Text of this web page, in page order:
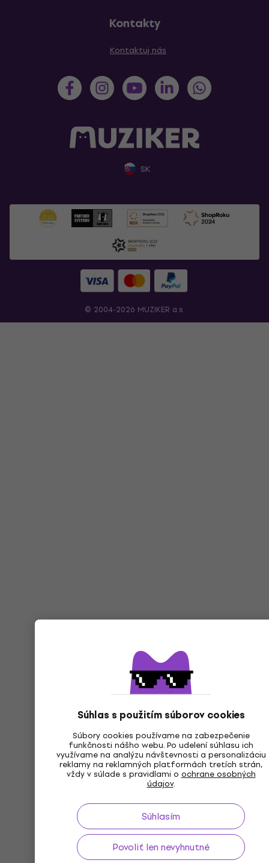
Súhlas s použitím súborov cookies
Súbory cookies používame na zabezpečenie
funkčnosti nášho webu. Po udelení súhlasu ich
využívame na analýzu návštevnosti a personalizáciu
reklamy na reklamných platformách tretích strán,
vždy v súlade s pravidlami o ochrane osobných
údajov.
Súhlasím
Povoliť len nevyhnutné
Kontakty
Kontaktuj nás
SK
© 2004-2026 MUZIKER a.s.